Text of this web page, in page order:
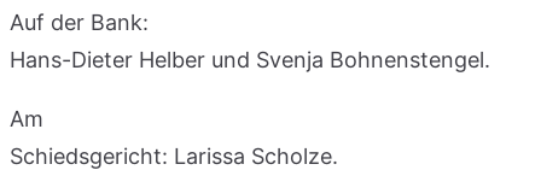
Auf der Bank:
Hans-Dieter Helber und Svenja Bohnenstengel.
Am
Schiedsgericht: Larissa Scholze.